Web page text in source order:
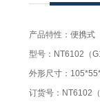
产品特性：便携式
型号：NT6102（
外形尺寸：
订货号：NT6102